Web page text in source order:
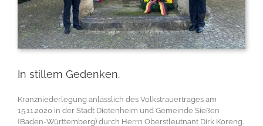
In stillem Gedenken.
Kranzniederlegung anlässlich des Volkstrauertrages am
15.11.2020 in der Stadt Dietenheim und Gemeinde Sießen
(Baden-Württemberg) durch Herrn Oberstleutnant Dirk Koreng.